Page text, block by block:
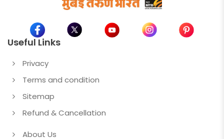
Useful Links
Privacy
Terms and condition
Sitemap
Refund & Cancellation
About Us